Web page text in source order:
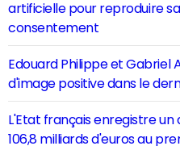
artificielle pour reproduire sa
consentement
Edouard Philippe et Gabriel
d'image positive dans le
L'Etat français enregistre
106,8 milliards d'euros au